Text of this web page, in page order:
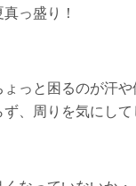
っ盛り！
っと困るのが汗や
、周りを気にして